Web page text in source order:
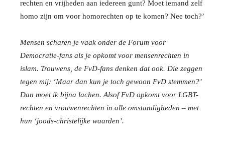
rechten en vrijheden aan iedereen gunt? Moet iemand zelf
homo zijn om voor homorechten op te komen? Nee toch?’
Mensen scharen je vaak onder de Forum voor
Democratie-fans als je opkomt voor mensenrechten in
islam. Trouwens, de FvD-fans denken dat ook. Die zeggen
tegen mij: ‘Maar dan kun je toch gewoon FvD stemmen?’
Dan moet ik bijna lachen. Alsof FvD opkomt voor LGBT-
rechten en vrouwenrechten in alle omstandigheden – met
hun ‘joods-christelijke waarden’.